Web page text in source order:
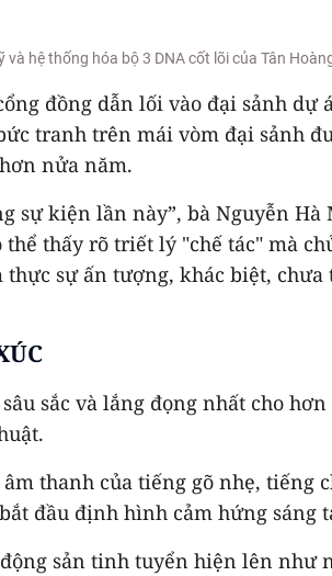
hệ thống hóa bộ 3 DNA cốt lõi của Tân
đồng dẫn lối vào đại sảnh dự
tranh trên mái vòm đại sảnh
nửa năm.
kiện lần này”, bà Nguyễn Hà
thấy rõ triết lý "chế tác" mà
sự ấn tượng, khác biệt,
sắc và lắng đọng nhất cho
thanh của tiếng gõ nhẹ, tiếng
đầu định hình cảm hứng sáng
sản tinh tuyển hiện lên như